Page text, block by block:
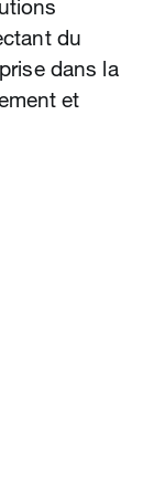
du
dans la
et